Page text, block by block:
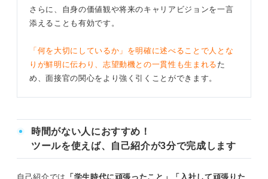
さらに、自身の価値観や将来のキャリアビジョンを一言
添えることも有効です。
「何を大切にしているか」を明確に述べることで人とな
りが鮮明に伝わり、志望動機との一貫性も生まれる た
め、面接官の関心をより強く引くことができます。
時間がない人におすすめ！
ツールを使えば、自己紹介が3分で完成します
自己紹介では 「学生時代に頑張ったこと」「入社して頑張りた